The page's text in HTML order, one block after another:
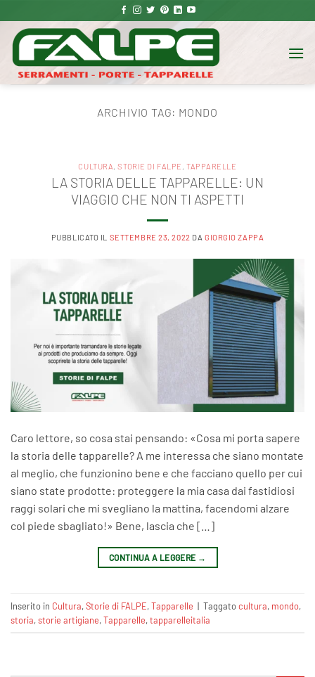
ai
contenuti
ARCHIVIO TAG: MONDO
CULTURA,STORIE DI FALPE , TAPPARELLE
LA STORIA DELLE TAPPARELLE: UN
VIAGGIO CHE NON TI ASPETTI
PUBBLICATO IL SETTEMBRE 23, 2022 DA GIORGIO ZAPPA
Caro lettore, so cosa stai pensando: «Cosa mi porta sapere
la storia delle tapparelle? A me interessa che siano montate
al meglio, che funzionino bene e che facciano quello per cui
siano state prodotte: proteggere la mia casa dai fastidiosi
raggi solari che mi svegliano la mattina, facendomi alzare
col piede sbagliato!» Bene, lascia che […]
CONTINUA A LEGGERE →
Inserito in Cultura,Storie di FALPE,Tapparelle | Taggatocultura, mondo,
storia,storie artigiane,Tapparelle,tapparelleitalia